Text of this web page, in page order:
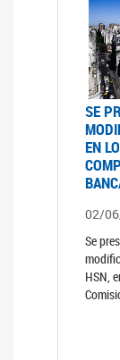
SE
EN
02/
Se
HSN,